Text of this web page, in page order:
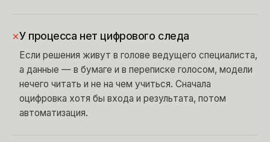
×У процесса нет цифрового следа
Если решения живут в голове ведущего специалиста,
а данные — в бумаге и в переписке голосом, модели
нечего читать и не на чем учиться. Сначала
оцифровка хотя бы входа и результата, потом
автоматизация.